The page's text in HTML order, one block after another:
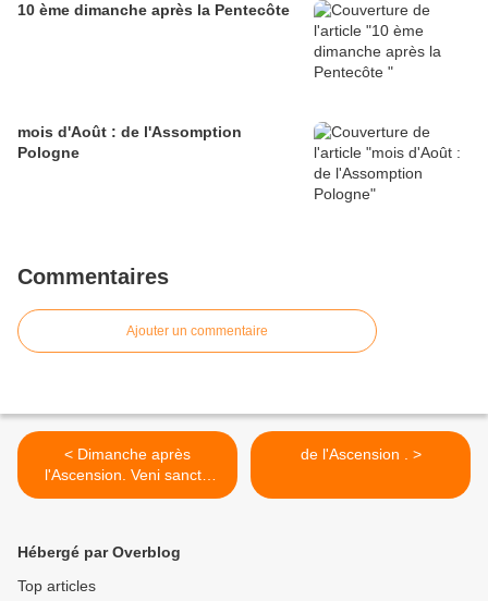
10 ème dimanche après la Pentecôte
mois d'Août : de l'Assomption
Pologne
Commentaires
Ajouter un commentaire
< Dimanche après
l'Ascension. Veni sancte
spiritus !
de l'Ascension . >
Hébergé par Overblog
Top articles